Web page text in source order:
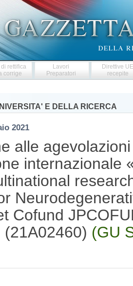
rettifica
corrige
Lavori
Preparatori
Direttive
recepite
E DELLA RICERCA
2021
alle
internazionale
Cofund
(GU